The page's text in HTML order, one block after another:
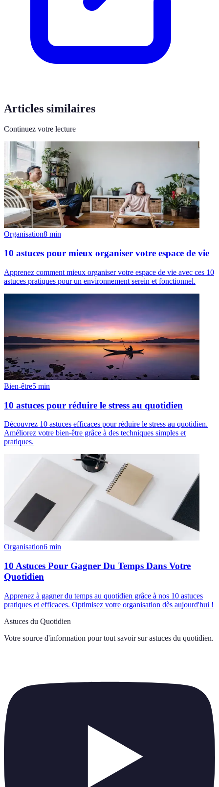
Articles similaires
Continuez votre lecture
Organisation8 min
10 astuces pour mieux organiser votre espace de vie
Apprenez comment mieux organiser votre espace de vie avec ces 10
astuces pratiques pour un environnement serein et fonctionnel.
Bien-être5 min
10 astuces pour réduire le stress au quotidien
Découvrez 10 astuces efficaces pour réduire le stress au quotidien.
Améliorez votre bien-être grâce à des techniques simples et
pratiques.
Organisation6 min
10 Astuces Pour Gagner Du Temps Dans Votre
Quotidien
Apprenez à gagner du temps au quotidien grâce à nos 10 astuces
pratiques et efficaces. Optimisez votre organisation dès aujourd'hui !
Astuces du Quotidien
Votre source d'information pour tout savoir sur astuces du quotidien.